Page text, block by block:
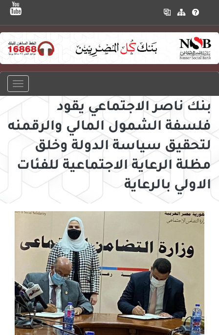
بنك ناصر الاجتماعي يقود
فلسفة الشمول المالي والرقمنه
لتحقيق سياسة الدولة وخلق
مظلة الرعاية الاجتماعية للفئات
الاولي بالرعاية